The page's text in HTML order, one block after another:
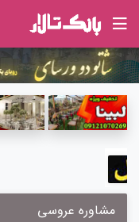
مشاوره عروسی